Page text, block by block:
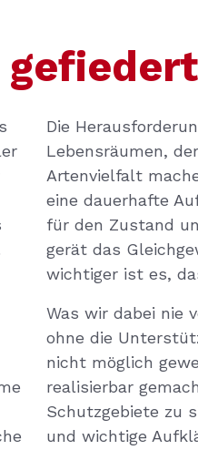
Die
Lebensräumen,
Artenvielfalt
eine dauerhafte
für den Zustand
gerät das
wichtiger ist es,
Was wir dabei nie
ohne die
nicht möglich
realisierbar
Schutzgebiete zu
und wichtige